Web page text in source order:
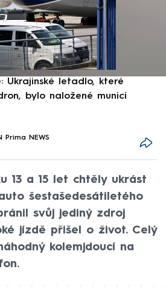
Ukrajinské letadlo, které
bylo naložené municí
Prima NEWS
13 a 15 let chtěly ukrást
šestašedesátiletého
svůj jediný zdroj
jízdě přišel o život. Celý
kolemjdoucí na